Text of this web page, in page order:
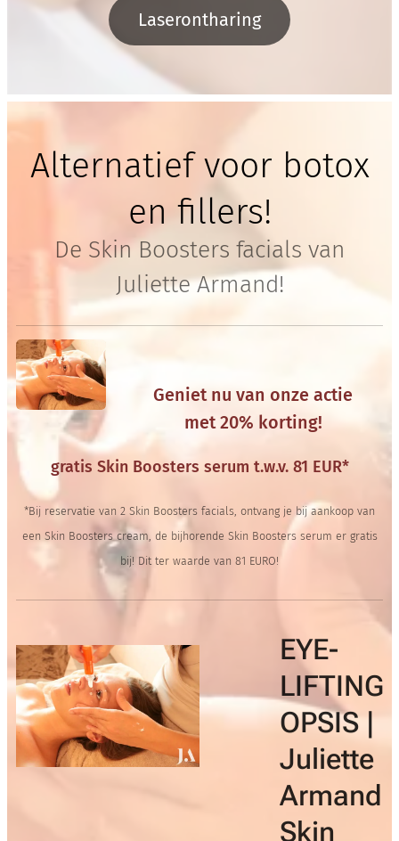
Laserontharing
Alternatief voor botox
en fillers!
De Skin Boosters facials van
Juliette Armand!
Geniet nu van onze actie
met 20% korting!
gratis Skin Boosters serum t.w.v. 81 EUR*
*Bij reservatie van 2 Skin Boosters facials, ontvang je bij aankoop van
een Skin Boosters cream, de bijhorende Skin Boosters serum er gratis
bij! Dit ter waarde van 81 EURO!
BOTOX LIKE
BOTOX
LIKE |
Juliette
Armand
Skin
Boosters